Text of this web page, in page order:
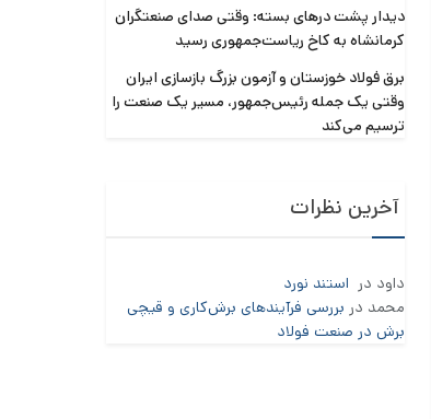
دیدار پشت درهای بسته: وقتی صدای صنعتگران
کرمانشاه به کاخ ریاست‌جمهوری رسید
برق فولاد خوزستان و آزمون بزرگ بازسازی ایران
وقتی یک جمله رئیس‌جمهور، مسیر یک صنعت را
ترسیم می‌کند
آخرین نظرات
داود در استند نورد
محمد در بررسی فرآیندهای برش‌کاری و قیچی
برش در صنعت فولاد